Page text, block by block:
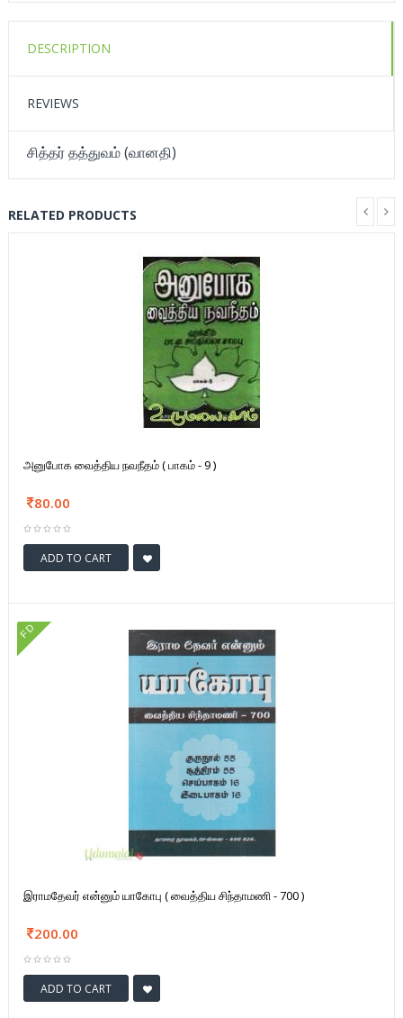
DESCRIPTION
REVIEWS
சித்தர் தத்துவம் (வானதி)
RELATED PRODUCTS
அனுபோக வைத்திய நவநீதம் ( பாகம் - 9 )
80.00
ADD TO CART
FD
இராமதேவர் என்னும் யாகோபு ( வைத்திய சிந்தாமணி - 700 )
200.00
ADD TO CART